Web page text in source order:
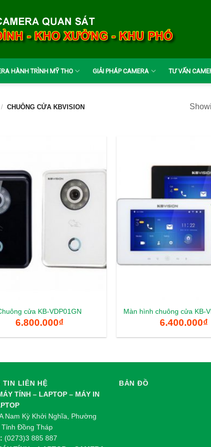
HÀNH TRÌNH MỸ THO GIẢI PHÁP CAMERA TƯ VẤN
/ CHUÔNG CỬA KBVISION
cửa KB-VDP01GN
6.800.000₫
Màn hình chuông cửa KB-
6.400.000₫
TIN LIÊN HỆ
TÍNH – LAPTOP – MÁY IN
Nam Kỳ Khởi Nghĩa, Phường
Tỉnh Đồng Tháp
(0273)3 885 887
BẢN ĐỒ